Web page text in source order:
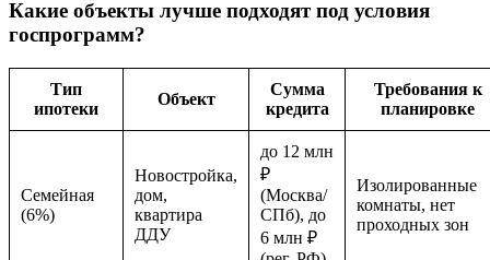
Какие объекты лучше подходят под условия
госпрограмм?
Тип
ипотеки
Объект
Сумма
кредита
Требования к
планировке
Семейная
(6%)
Новостройка,
дом,
квартира
ДДУ
до 12 млн
₽
(Москва/
СПб), до
6 млн ₽
Изолированные
комнаты, нет
проходных зон